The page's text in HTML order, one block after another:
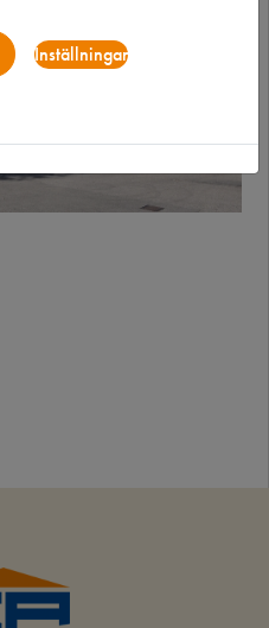
Inställningar